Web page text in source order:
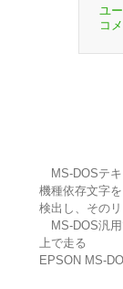
ユ
コ
MS-DOSテキ
機種依存文字を
検出し、その
MS-DOS汎用
上で走る
EPSON MS-